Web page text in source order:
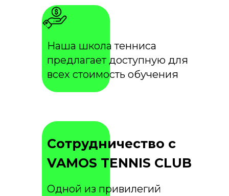
Наша школа тенниса
предлагает доступную для
всех стоимость обучения
Сотрудничество с
VAMOS TENNIS CLUB
Одной из привилегий